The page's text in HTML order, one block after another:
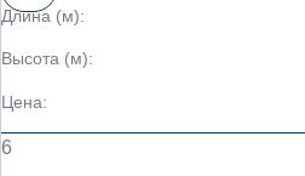
Длина (м):
Высота (м):
Цена:
6